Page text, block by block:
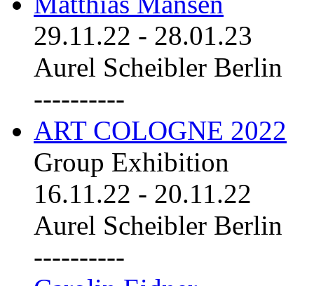
29.11.22 - 28.01.23
Aurel Scheibler Berlin
----------
ART COLOGNE 2022
Group Exhibition
16.11.22 - 20.11.22
Aurel Scheibler Berlin
----------